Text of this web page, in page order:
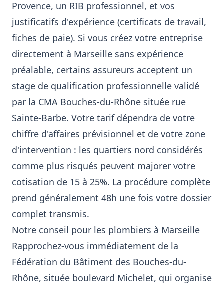
Provence, un RIB professionnel, et vos
justificatifs d'expérience (certificats de travail,
fiches de paie). Si vous créez votre entreprise
directement à Marseille sans expérience
préalable, certains assureurs acceptent un
stage de qualification professionnelle validé
par la CMA Bouches-du-Rhône située rue
Sainte-Barbe. Votre tarif dépendra de votre
chiffre d'affaires prévisionnel et de votre zone
d'intervention : les quartiers nord considérés
comme plus risqués peuvent majorer votre
cotisation de 15 à 25%. La procédure complète
prend généralement 48h une fois votre dossier
complet transmis.
Notre conseil pour les plombiers à Marseille
Rapprochez-vous immédiatement de la
Fédération du Bâtiment des Bouches-du-
Rhône, située boulevard Michelet, qui organise